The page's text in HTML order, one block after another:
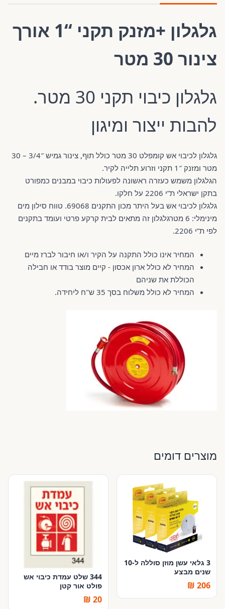
גלגלון +מזנק תקני “1 אורך
צינור 30 מטר
גלגלון כיבוי תקני 30 מטר.
להבות ייצור ומיגון
גלגלון לכיבוי אש קומפלט 30 מטר כולל תוף, צינור גמיש 3/4″ – 30
מטר ומזנק 1″ תקני וזרוע תלייה לקיר.
הגלגלון משמש כעזרה ראשונה לפעולות כיבוי במבנים כמפורט
בתקן ישראלי ת”י 2206 על חלקו.
גלגלון לכיבוי אש בעל היתר מכון התקנים 69068. טווח סילון מים
מינימלי: 6 מטרגלגלון זה מתאים לבית קרקע פרטי ועומד בתקנים
לפי ת”י 2206.
המחיר אינו כולל התקנה על הקיר ו/או חיבור לברז מיים
המחיר לא כולל ארון אכסון - קיים מוצר בודד או חבילה
הכוללת את שניהם
המחיר לא כולל משלוח בסך 35 ש"ח ליחידה.
מוצרים דומים
3 גלאי עשן מוזן סוללה ל-10
שנים מבצע
206 ₪
344 שלט עמדת כיבוי אש
פולט אור קטן
20 ₪